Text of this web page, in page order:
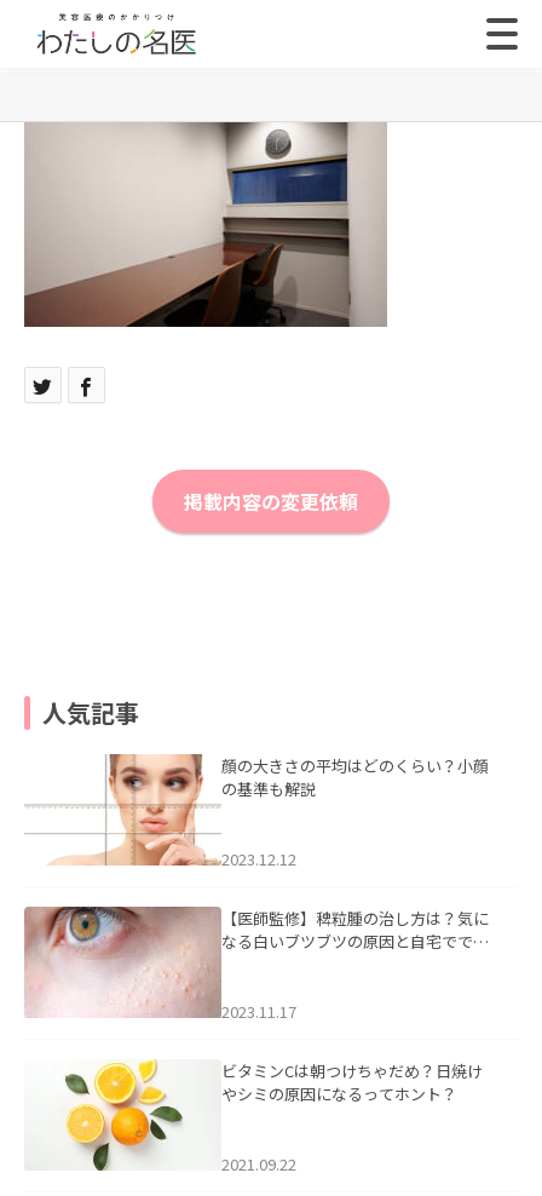
掲載内容の変更依頼
人気記事
顔の大きさの平均はどのくらい？小顔
の基準も解説
2023.12.12
【医師監修】稗粒腫の治し方は？気に
なる白いブツブツの原因と自宅ででき
2023.11.17
ビタミンCは朝つけちゃだめ？日焼け
やシミの原因になるってホント？
2021.09.22